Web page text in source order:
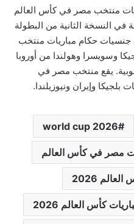
منتخب مصر في كأس العالم
في النسخة الثانية من البطولة
حيث تنوعت جنسيات حكام مباريات منتخب
وسويسرا وهولندا من أوروبا
يقع منتخب مصر في
وإيران ونيوزيلندا.
world cup 2026
مصر في كأس العالم
2026
كأس العالم 2026